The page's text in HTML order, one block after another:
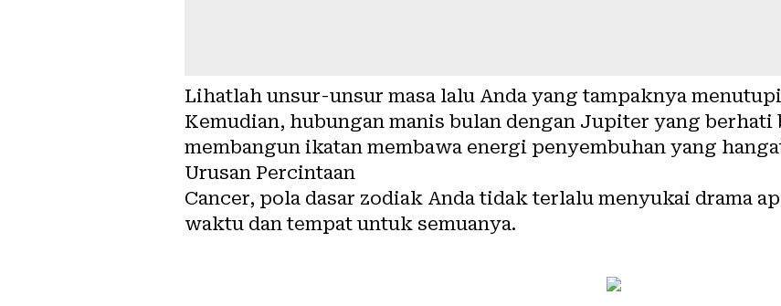
Lihatlah unsur-unsur masa lalu Anda yang tampaknya
Kemudian, hubungan manis bulan dengan Jupiter yang berhati
membangun ikatan membawa energi penyembuhan yang
Urusan Percintaan
Cancer, pola dasar zodiak Anda tidak terlalu menyukai drama
waktu dan tempat untuk semuanya.